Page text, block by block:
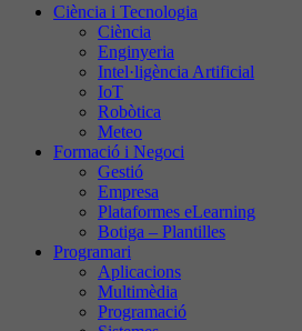
Ciència i Tecnologia
Ciència
Enginyeria
Intel·ligència Artificial
IoT
Robòtica
Meteo
Formació i Negoci
Gestió
Empresa
Plataformes eLearning
Botiga – Plantilles
Programari
Aplicacions
Multimèdia
Programació